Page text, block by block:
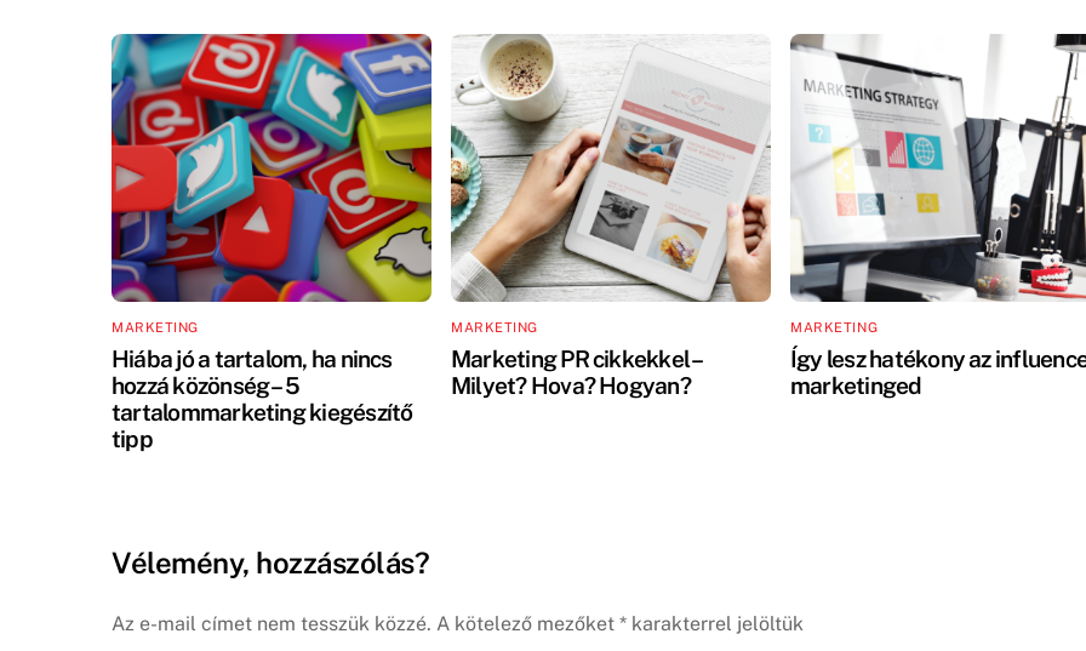
MARKETING
Hiába jó a tartalom, ha nincs
hozzá közönség – 5
tartalommarketing kiegészítő
tipp
MARKETING
Marketing PR cikkekkel –
Milyet? Hova? Hogyan?
MARKETING
Így lesz hatékony az
marketinged
Vélemény, hozzászólás?
Az e-mail címet nem tesszük közzé. A kötelező mezőket * karakterrel jelöltük